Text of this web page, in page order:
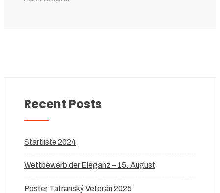
Recent Posts
Startliste 2024
Wettbewerb der Eleganz – 15. August
Poster Tatranský Veterán 2025